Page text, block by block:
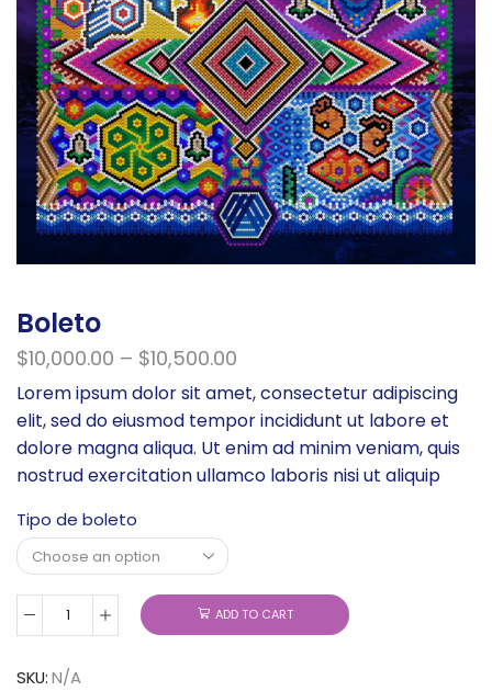
Boleto
$10,000.00 – $10,500.00
Lorem ipsum dolor sit amet, consectetur adipiscing
elit, sed do eiusmod tempor incididunt ut labore et
dolore magna aliqua. Ut enim ad minim veniam, quis
nostrud exercitation ullamco laboris nisi ut aliquip
Tipo de boleto
ADD TO CART
SKU:N/A